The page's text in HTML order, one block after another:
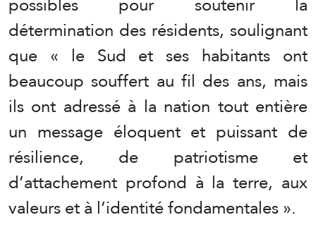
détermination des résidents, soulignant
que « le Sud et ses habitants ont
beaucoup souffert au fil des ans, mais
ils ont adressé à la nation tout entière
un message éloquent et puissant de
résilience, de patriotisme et
d’attachement profond à la terre, aux
valeurs et à l’identité fondamentales ».